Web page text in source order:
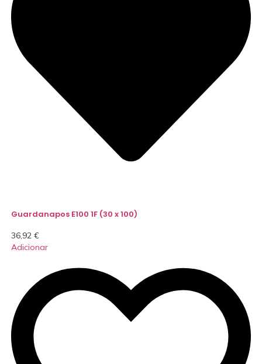
Guardanapos E100 1F (30 x 100)
36,92 €
Adicionar